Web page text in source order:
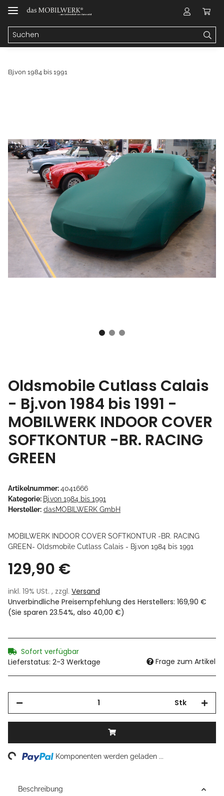
Bj.von 1984 bis 1991
Oldsmobile Cutlass Calais
- Bj.von 1984 bis 1991 -
MOBILWERK INDOOR COVER
SOFTKONTUR -BR. RACING
GREEN
Artikelnummer:4041666
Kategorie: Bj.von 1984 bis 1991
Hersteller: dasMOBILWERK GmbH
MOBILWERK INDOOR COVER SOFTKONTUR -BR. RACING
GREEN- Oldsmobile Cutlass Calais - Bj.von 1984 bis 1991
129,90 €
inkl. 19% USt. , zzgl. Versand
Unverbindliche Preisempfehlung des Herstellers: 169,90 €
(Sie sparen 23.54%, also 40,00 €)
Sofort verfügbar
Lieferstatus: 2-3 Werktage
Frage zum Artikel
Stk
Loading... Komponenten werden geladen ...
Beschreibung